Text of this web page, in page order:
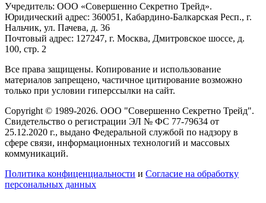
Учредитель: ООО «Совершенно Секретно Трейд».
Юридический адрес: 360051, Кабардино-Балкарская Респ., г.
Нальчик, ул. Пачева, д. 36
Почтовый адрес: 127247, г. Москва, Дмитровское шоссе, д.
100, стр. 2
Все права защищены. Копирование и использование
материалов запрещено, частичное цитирование возможно
только при условии гиперссылки на сайт.
Copyright © 1989-2026. ООО "Совершенно Секретно Трейд".
Свидетельство о регистрации ЭЛ № ФС 77-79634 от
25.12.2020 г., выдано Федеральной службой по надзору в
сфере связи, информационных технологий и массовых
коммуникаций.
Политика конфиценциальности и Согласие на обработку
персональных данных